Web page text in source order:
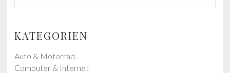
s
t
t
o
s
t
:
KATEGORIEN
Auto & Motorrad
Computer & Internet